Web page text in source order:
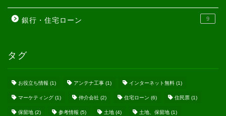
銀行・住宅ローン 9
タグ
お役立ち情報 (1) アンテナ工事 (1) インターネット無料 (1)
マーケティング (1) 仲介会社 (2) 住宅ローン (6) 住民票 (1)
保留地 (2) 参考情報 (5) 土地 (4) 土地、保留地 (1)